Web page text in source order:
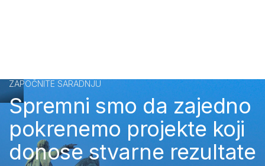
ZAPOČNITE SARADNJU
Spremni smo da zajedno
pokrenemo projekte koji
donose stvarne rezultate